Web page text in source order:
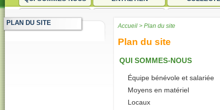
PLAN DU SITE Accueil > Plan du site
Plan du site
QUI SOMMES-NOUS
Équipe bénévole et salariée
Moyens en matériel
Locaux